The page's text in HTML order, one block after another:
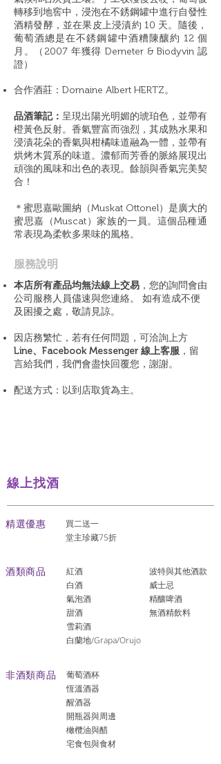
轉移到地窖中，浸泡在不銹鋼罐中進行自發性
酒精發酵，並在果皮上浸漬約 10 天。隨後，
葡萄酒總是在不銹鋼罐中酒糟陳釀約 12 個
月。（2007 年獲得 Demeter & Biodyvin 認
證）
合作酒莊：Domaine Albert HERTZ。
品酒筆記： 呈現出陽光明媚的琥珀色，並帶有
橙黃色反射。香氣豐富而強烈，其成熟水果和
浸漬花朵的香氣與柑橘味道融為一體，並帶有
烘烤木質系的味道。濃郁而芳香的脈絡展現出
頑強的風味和出色的表現。餘韻與香氣完美契
合！
＊蜜思嘉歐圖納（Muskat Ottonel）是廣大的
蜜思嘉（Muscat）家族的一員。這個品種通
常表現為柔軟多果味的風格。
​服務說明
本店所有產品均無法線上交易 ，您的詢問會由
公司服務人員儘速與您連絡。 如有造成不便
及困擾之處，敬請見諒。
因店務繁忙，若有任何問題，可洽詢上方
Line、Facebook Messenger 線上客服 ，留
言給我們，我們會盡快回覆您，謝謝。
配送方式：以到店取貨為主。
線上找酒
​精選優惠
買二送一
堂主珍藏75折
酒類商品
紅酒
白酒
氣泡酒
​甜酒
雪莉酒
白蘭地/Grapa/Orujo
波特與其他酒款
威士忌
精釀啤酒
​無酒精飲料
非酒類商品
葡萄酒杯
恆溫酒器
醒酒器
開瓶器與周邊
橄欖油與醋
宅食包與食材